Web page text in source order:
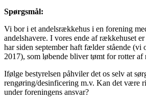
Spørgsmål:
Vi bor i et andelsrækkehus i en forening
andelshavere. I vores ende af rækkehuset
har siden september haft fælder stående (vi
2017), som løbende bliver tømt for rotter af
Ifølge bestyrelsen påhviler det os selv at
rengøring/desinficering m.v. Kan det være
under foreningens ansvar?